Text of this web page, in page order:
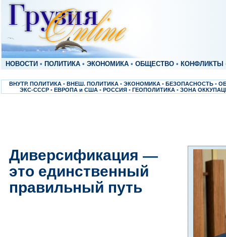
НОВОСТИ • ПОЛИТИКА • ЭКОНОМИКА • ОБЩЕСТВО • КОНФЛИКТЫ
ВНУТР. ПОЛИТИКА • ВНЕШ. ПОЛИТИКА • ЭКОНОМИКА • БЕЗОПАСНОСТЬ •
ЭКС-СССР • ЕВРОПА и США • РОССИЯ • ГЕОПОЛИТИКА • ЗОНА
Диверсификация —
это единственный
правильный путь